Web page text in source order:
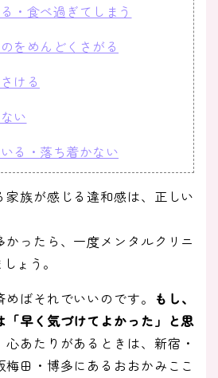
・食べ過ぎてしまう
をめんどくさがる
ける
い
る・落ち着かない
族が感じる違和感は、正しい
かったら、一度メンタルクリニ
ょう。
ばそれでいいのです。 もし、
「早く気づけてよかった」と思
心あたりがあるときは、新宿・
田・博多にあるおおかみここ